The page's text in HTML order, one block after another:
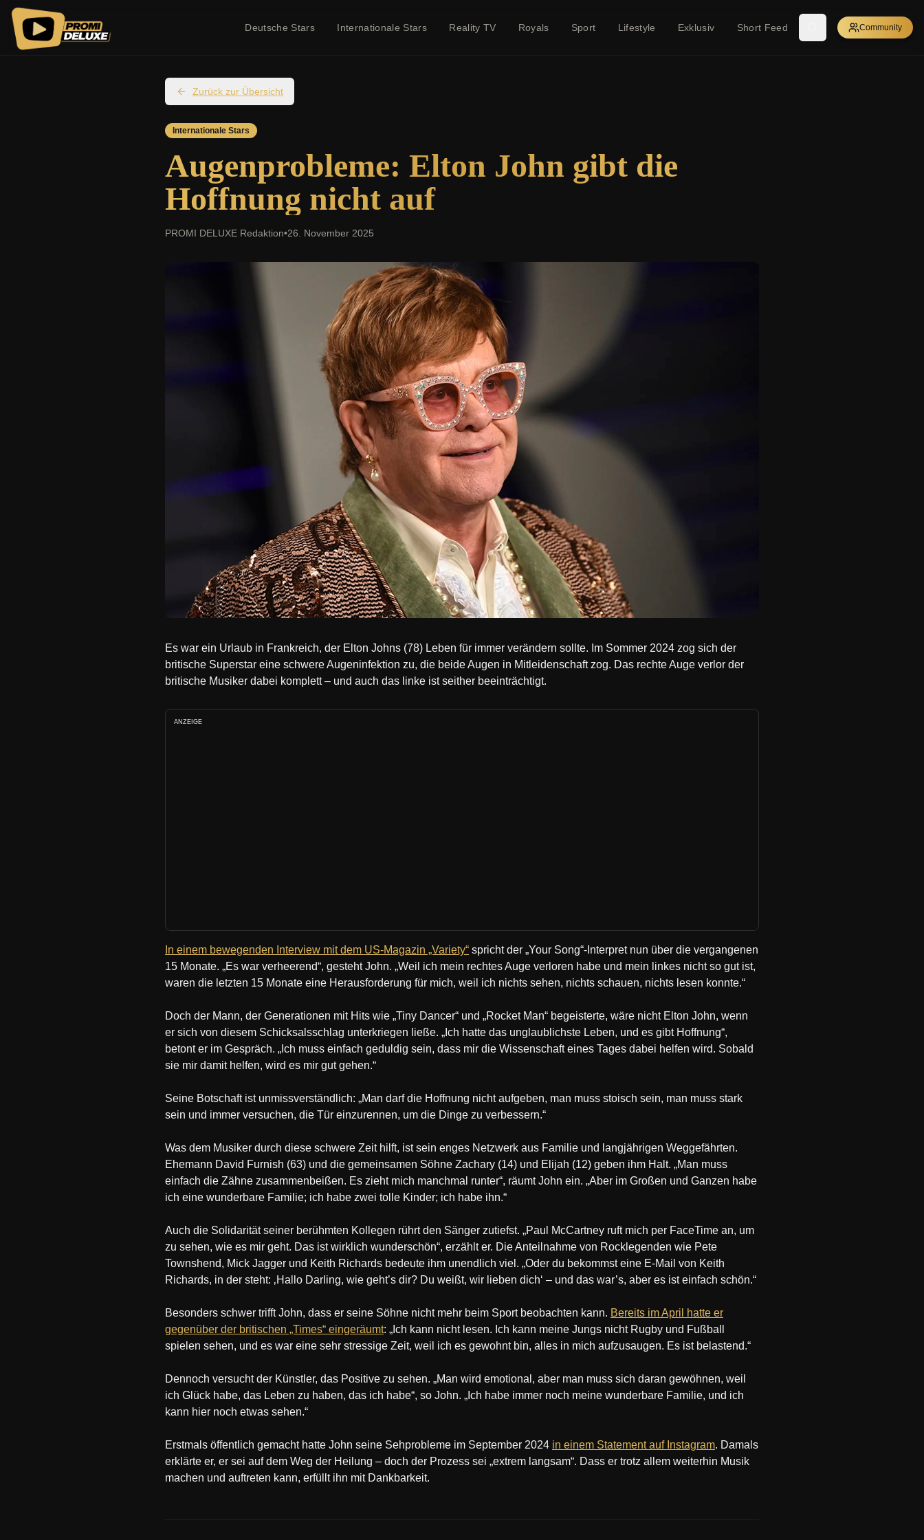
Deutsche Stars Internationale Stars Reality TV Royals Sport Lifestyle Exklusiv Short Feed Community
Zurück zur Übersicht
Internationale Stars
Augenprobleme: Elton John gibt die
Hoffnung nicht auf
PROMI DELUXE Redaktion•26. November 2025
Es war ein Urlaub in Frankreich, der Elton Johns (78) Leben für immer verändern sollte. Im Sommer 2024 zog sich der
britische Superstar eine schwere Augeninfektion zu, die beide Augen in Mitleidenschaft zog. Das rechte Auge verlor der
britische Musiker dabei komplett – und auch das linke ist seither beeinträchtigt.
ANZEIGE
In einem bewegenden Interview mit dem US-Magazin „Variety“ spricht der „Your Song“-Interpret nun über die vergangenen
15 Monate. „Es war verheerend“, gesteht John. „Weil ich mein rechtes Auge verloren habe und mein linkes nicht so gut ist,
waren die letzten 15 Monate eine Herausforderung für mich, weil ich nichts sehen, nichts schauen, nichts lesen konnte.“
Doch der Mann, der Generationen mit Hits wie „Tiny Dancer“ und „Rocket Man“ begeisterte, wäre nicht Elton John, wenn
er sich von diesem Schicksalsschlag unterkriegen ließe. „Ich hatte das unglaublichste Leben, und es gibt Hoffnung“,
betont er im Gespräch. „Ich muss einfach geduldig sein, dass mir die Wissenschaft eines Tages dabei helfen wird. Sobald
sie mir damit helfen, wird es mir gut gehen.“
Seine Botschaft ist unmissverständlich: „Man darf die Hoffnung nicht aufgeben, man muss stoisch sein, man muss stark
sein und immer versuchen, die Tür einzurennen, um die Dinge zu verbessern.“
Was dem Musiker durch diese schwere Zeit hilft, ist sein enges Netzwerk aus Familie und langjährigen Weggefährten.
Ehemann David Furnish (63) und die gemeinsamen Söhne Zachary (14) und Elijah (12) geben ihm Halt. „Man muss
einfach die Zähne zusammenbeißen. Es zieht mich manchmal runter“, räumt John ein. „Aber im Großen und Ganzen habe
ich eine wunderbare Familie; ich habe zwei tolle Kinder; ich habe ihn.“
Auch die Solidarität seiner berühmten Kollegen rührt den Sänger zutiefst. „Paul McCartney ruft mich per FaceTime an, um
zu sehen, wie es mir geht. Das ist wirklich wunderschön“, erzählt er. Die Anteilnahme von Rocklegenden wie Pete
Townshend, Mick Jagger und Keith Richards bedeute ihm unendlich viel. „Oder du bekommst eine E-Mail von Keith
Richards, in der steht: ‚Hallo Darling, wie geht’s dir? Du weißt, wir lieben dich‘ – und das war’s, aber es ist einfach schön.“
Besonders schwer trifft John, dass er seine Söhne nicht mehr beim Sport beobachten kann. Bereits im April hatte er
gegenüber der britischen „Times“ eingeräumt: „Ich kann nicht lesen. Ich kann meine Jungs nicht Rugby und Fußball
spielen sehen, und es war eine sehr stressige Zeit, weil ich es gewohnt bin, alles in mich aufzusaugen. Es ist belastend.“
Dennoch versucht der Künstler, das Positive zu sehen. „Man wird emotional, aber man muss sich daran gewöhnen, weil
ich Glück habe, das Leben zu haben, das ich habe“, so John. „Ich habe immer noch meine wunderbare Familie, und ich
kann hier noch etwas sehen.“
Erstmals öffentlich gemacht hatte John seine Sehprobleme im September 2024 in einem Statement auf Instagram. Damals
erklärte er, er sei auf dem Weg der Heilung – doch der Prozess sei „extrem langsam“. Dass er trotz allem weiterhin Musik
machen und auftreten kann, erfüllt ihn mit Dankbarkeit.